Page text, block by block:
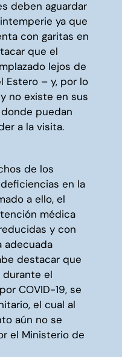
deben aguardar
ya que
con garitas en
que el
lejos de
Estero – y, por lo
no existe en sus
puedan
a la visita.
de los
en la
a ello, el
médica
y con
adecuada
destacar que
el
COVID-19, se
el cual al
aún no se
el Ministerio de